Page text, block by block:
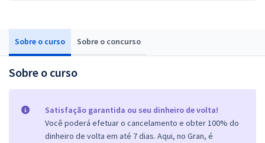
Sobre o curso Sobre o concurso
Sobre o curso
Satisfação garantida ou seu dinheiro de volta!
Você poderá efetuar o cancelamento e obter 100% do
dinheiro de volta em até 7 dias. Aqui, no Gran, é